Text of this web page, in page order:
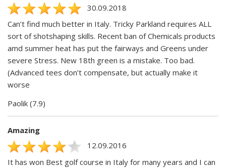
30.09.2018
Can’t find much better in Italy. Tricky Parkland requires ALL
sort of shotshaping skills. Recent ban of Chemicals products
amd summer heat has put the fairways and Greens under
severe Stress. New 18th green is a mistake. Too bad.
(Advanced tees don’t compensate, but actually make it
worse
Paolik (7.9)
Amazing
12.09.2016
It has won Best golf course in Italy for many years and I can